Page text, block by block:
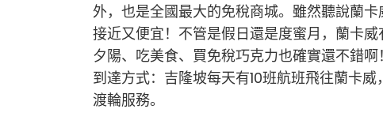
外，也是全國最大的免稅商城。雖然聽說蘭
接近又便宜！不管是假日還是度蜜月，蘭卡
夕陽、吃美食、買免稅巧克力也確實還不錯啊！
到達方式：吉隆坡每天有10班航班飛往蘭卡
渡輪服務。